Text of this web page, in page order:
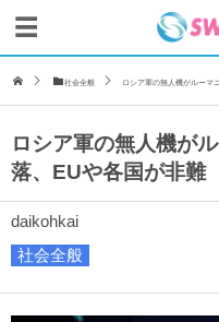
社会全般 ロシア軍の無人機がルーマ
ロシア軍の無人機が
落、EUや各国が非難
daikohkai
社会全般